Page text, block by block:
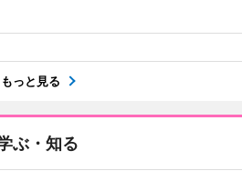
もっと見る
ぶ・知る